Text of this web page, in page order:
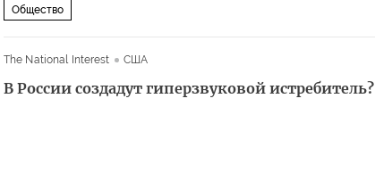
Общество
The National Interest США
В России создадут гиперзвуковой истребитель?